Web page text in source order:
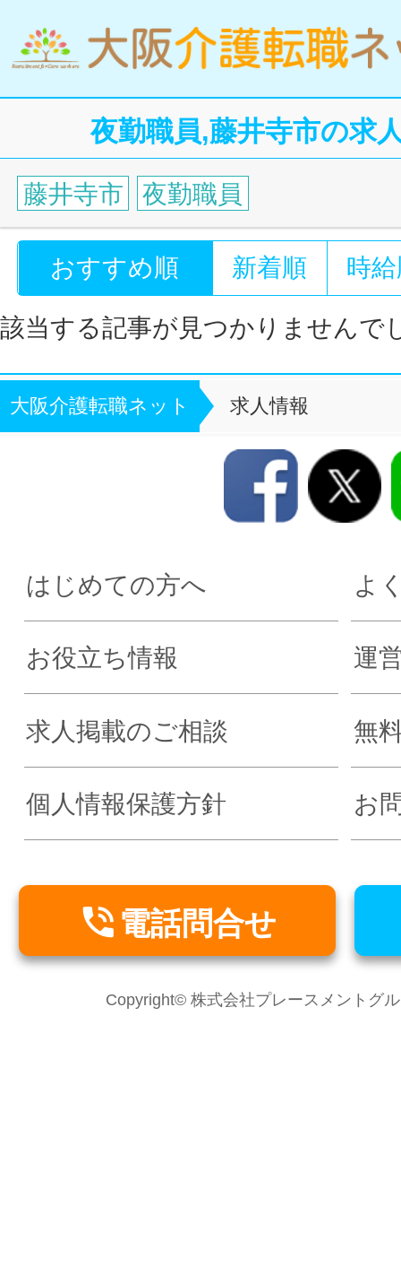
夜勤職員,藤井寺市の求
藤井寺市 夜勤職員
おすすめ順 新着順 時
該当する記事が見つかりませんで
大阪介護転職ネット 求人情報
はじめての方へ よ
お役立ち情報 運
求人掲載のご相談 無
個人情報保護方針 お
 電話問合せ
Copyright© 株式会社プレースメントグ